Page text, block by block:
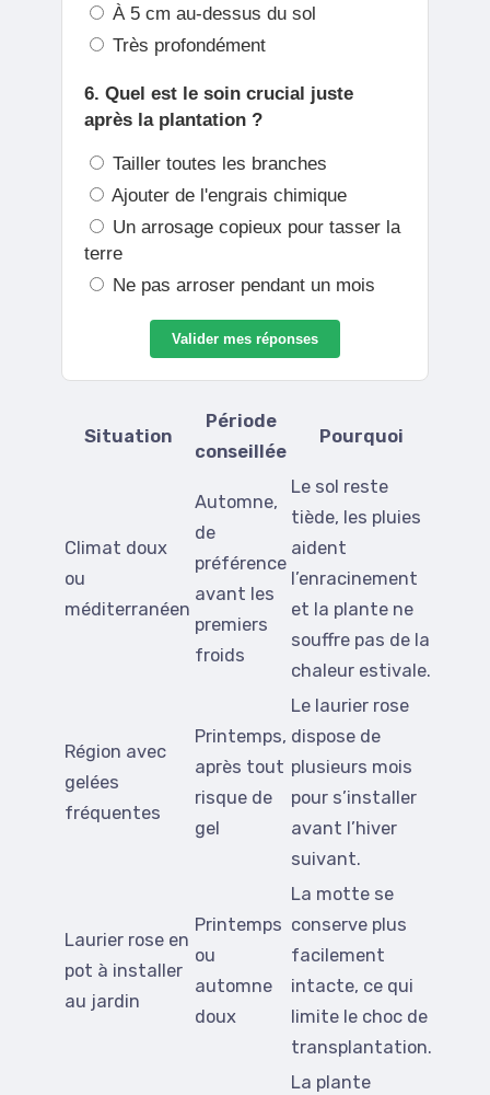
À 5 cm au-dessus du sol
Très profondément
6. Quel est le soin crucial juste
après la plantation ?
Tailler toutes les branches
Ajouter de l'engrais chimique
Un arrosage copieux pour tasser la
terre
Ne pas arroser pendant un mois
Valider mes réponses
Situation
Période
conseillée
Pourquoi
Climat doux
ou
méditerranéen
Automne,
de
préférence
avant les
premiers
froids
Le sol reste
tiède, les pluies
aident
l’enracinement
et la plante ne
souffre pas de la
chaleur estivale.
Région avec
gelées
fréquentes
Printemps,
après tout
risque de
gel
Le laurier rose
dispose de
plusieurs mois
pour s’installer
avant l’hiver
suivant.
Laurier rose en
pot à installer
au jardin
Printemps
ou
automne
doux
La motte se
conserve plus
facilement
intacte, ce qui
limite le choc de
transplantation.
La plante